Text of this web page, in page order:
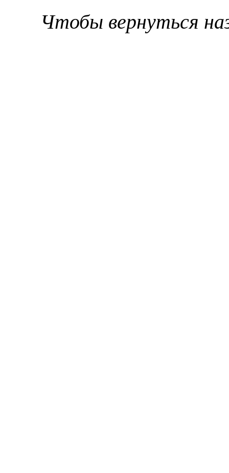
Чтобы вернуться